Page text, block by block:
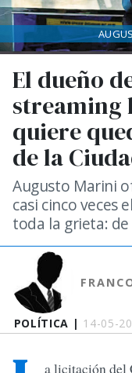
POLÍTICA | 14-05-
El dueño
streaming
quiere
de la
Augusto Marini
casi cinco veces
toda la grieta:
a licitación del